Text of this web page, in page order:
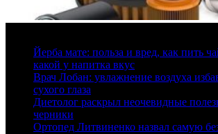
Йерба мате: польза и вред, как пить
какой у напитка вкус
Врач Лобан: увлажнение воздуха
сухого глаза
Диетолог раскрыл неочевидные
черники
Ортопед Литвиненко назвал самую